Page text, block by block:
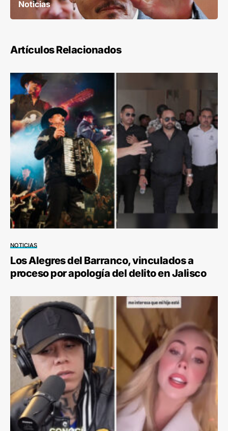
Noticias
Artículos Relacionados
NOTICIAS
Los Alegres del Barranco, vinculados a
proceso por apología del delito en Jalisco